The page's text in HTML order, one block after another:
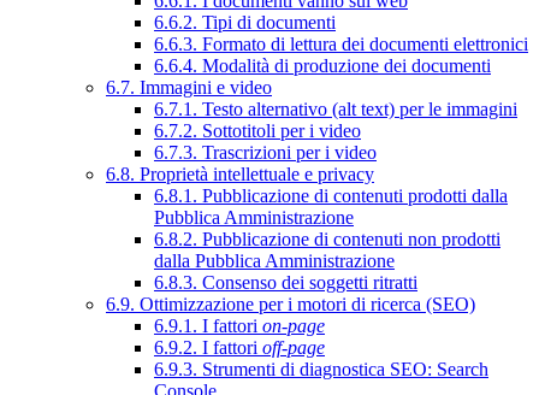
6.6.2. Tipi di documenti
6.6.3. Formato di lettura dei documenti elettronici
6.6.4. Modalità di produzione dei documenti
6.7. Immagini e video
6.7.1. Testo alternativo (alt text) per le immagini
6.7.2. Sottotitoli per i video
6.7.3. Trascrizioni per i video
6.8. Proprietà intellettuale e privacy
6.8.1. Pubblicazione di contenuti prodotti dalla
Pubblica Amministrazione
6.8.2. Pubblicazione di contenuti non prodotti
dalla Pubblica Amministrazione
6.8.3. Consenso dei soggetti ritratti
6.9. Ottimizzazione per i motori di ricerca (SEO)
6.9.1. I fattori on-page
6.9.2. I fattori off-page
6.9.3. Strumenti di diagnostica SEO: Search
Console